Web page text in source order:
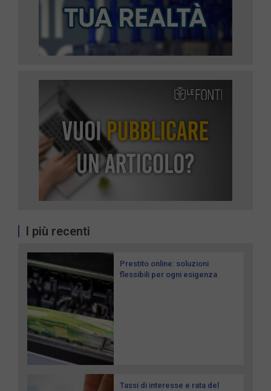
I più recenti
Prestito online: soluzioni
flessibili per ogni esigenza
Tassi di interesse e rata del